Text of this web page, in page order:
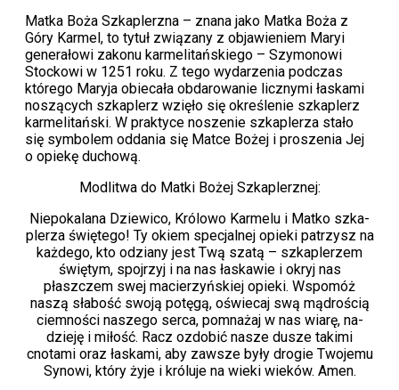
Matka Boża Szkaplerzna – znana jako Matka Boża z
Góry Karmel, to tytuł związany z objawieniem Maryi
generałowi zakonu karmelitańskiego – Szymonowi
Stockowi w 1251 roku. Z tego wydarzenia podczas
którego Maryja obiecała obdarowanie licznymi łaskami
noszących szkaplerz wzięło się określenie szkaplerz
karmelitański. W praktyce noszenie szkaplerza stało
się symbolem oddania się Matce Bożej i proszenia Jej
o opiekę duchową.
Modlitwa do Matki Bożej Szkaplerznej:
Niepokalana Dziewico, Królowo Karmelu i Matko szka­
plerza świętego! Ty okiem specjalnej opieki patrzysz na
każdego, kto odziany jest Twą szatą – szkaplerzem
świętym, spojrzyj i na nas łaskawie i okryj nas
płaszczem swej macierzyńskiej opieki. Wspomóż
naszą słabość swoją potęgą, oświecaj swą mądrością
ciemności naszego serca, pomnażaj w nas wiarę, na­
dzieję i miłość. Racz ozdobić nasze dusze takimi
cnotami oraz łaskami, aby zawsze były drogie Twojemu
Synowi, który żyje i króluje na wieki wieków. Amen.